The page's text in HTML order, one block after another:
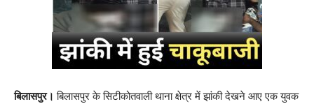
बिलासपुर। बिलासपुर के सिटीकोतवाली थाना क्षेत्र में झांकी देखने आए एक युवक